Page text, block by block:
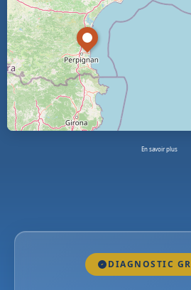
En savoir plus
DIAGNOSTIC